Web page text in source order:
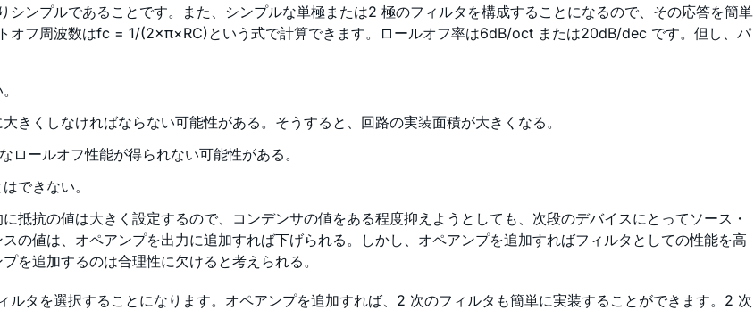
ンプルであることです。また、シンプルな単極または2 極のフィルタを構成することになるので、その応答を簡単
オフ周波数はfc = 1/(2×π×RC)という式で計算できます。ロールオフ率は6dB/oct または20dB/dec です。但し、パ
きくしなければならない可能性がある。そうすると、回路の実装面積が大きくなる。
ールオフ性能が得られない可能性がある。
できない。
抵抗の値は大きく設定するので、コンデンサの値をある程度抑えようとしても、次段のデバイスにとってソース・
の値は、オペアンプを出力に追加すれば下げられる。しかし、オペアンプを追加すればフィルタとしての性能を高
を追加するのは合理性に欠けると考えられる。
タを選択することになります。オペアンプを追加すれば、2 次のフィルタも簡単に実装することができます。2 次